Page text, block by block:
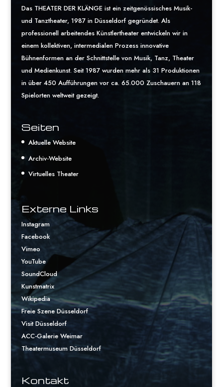
Das THEATER DER KLÄNGE ist ein zeitgenössisches Musik-
und Tanztheater, 1987 in Düsseldorf gegründet. Als
professionell arbeitendes Künstlertheater entwickeln wir in
einem kollektiven, intermedialen Prozess innovative
Bühnenformen an der Schnittstelle von Musik, Tanz, Theater
und Medienkunst. Seit 1987 wurden mehr als 31 Produktionen
in über 450 Aufführungen vor ca. 65.000 Zuschauern an 118
Spielorten weltweit gezeigt.
Seiten
Aktuelle Website
Archiv-Website
Virtuelles Theater
Externe Links
Instagram
Facebook
Vimeo
YouTube
SoundCloud
Kunstmatrix
Wikipedia
Freie Szene Düsseldorf
Visit Düsseldorf
ACC-Galerie Weimar
Theatermuseum Düsseldorf
Kontakt